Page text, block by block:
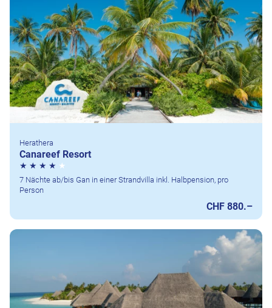
Herathera
Canareef Resort
7 Nächte ab/bis Gan in einer Strandvilla inkl. Halbpension, pro
Person
CHF 880.–